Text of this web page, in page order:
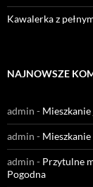
Kawalerka z
NAJNOWSZE
admin -
admin -
admin - Przytulne
Pogodna